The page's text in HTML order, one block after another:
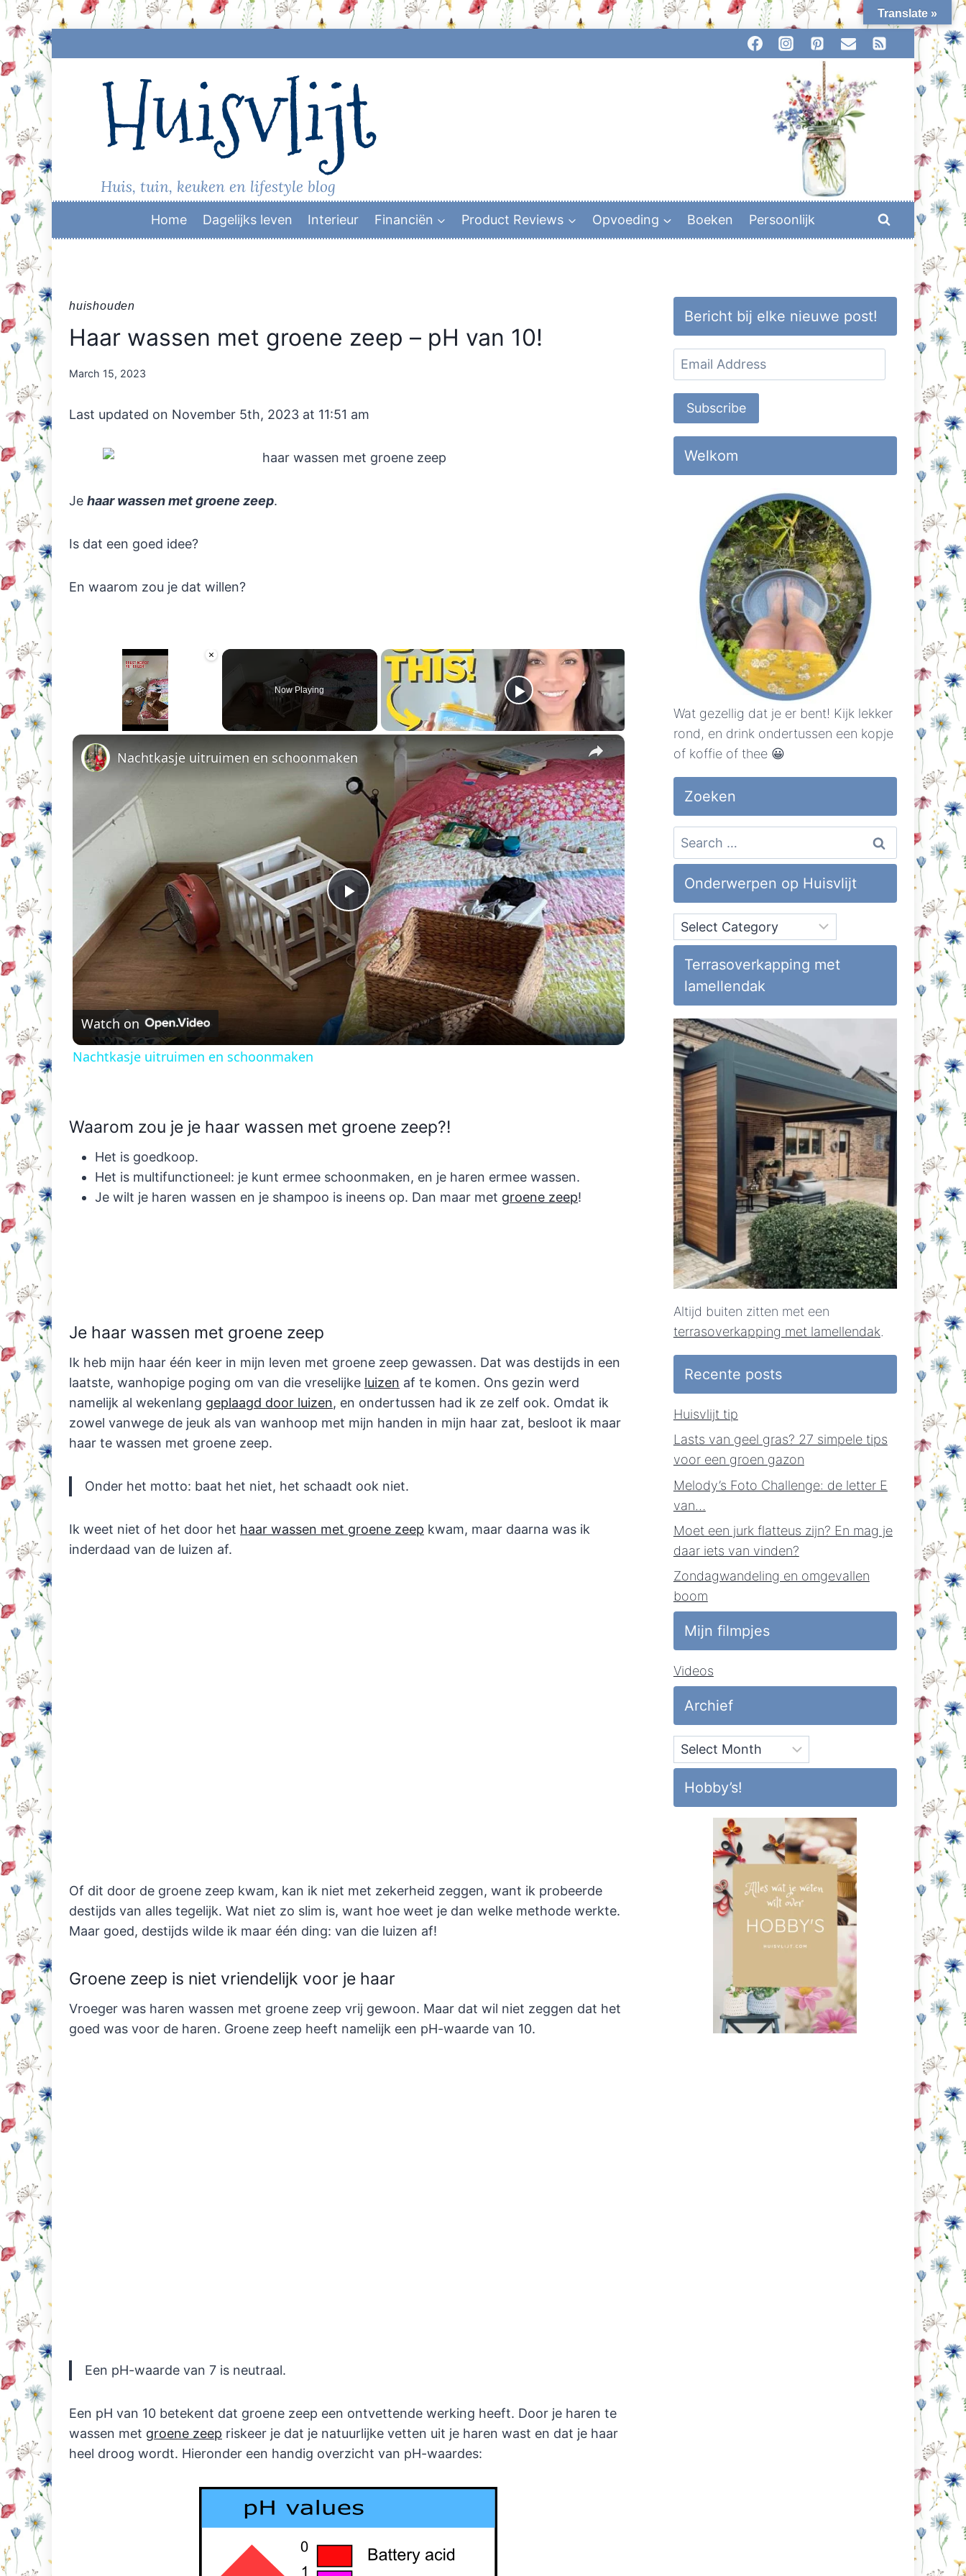
Skip
to
Huisvlijt
Huis, tuin, keuken en lifestyle blog
Home Dagelijks leven Interieur Financiën Product Reviews Opvoeding Boeken Persoonlijk
huishouden
Haar wassen met groene zeep – pH van 10!
By
March 15, 2023
Last updated on November 5th, 2023 at 11:51 am
Je haar wassen met groene zeep.
Is dat een goed idee?
En waarom zou je dat willen?
×
Now Playing
×
Play
Video
Nachtkasje uitruimen en schoonmaken
Watch on
Nachtkasje uitruimen en schoonmaken
Waarom zou je je haar wassen met groene zeep?!
Het is goedkoop.
Het is multifunctioneel: je kunt ermee schoonmaken, en je haren ermee wassen.
Je wilt je haren wassen en je shampoo is ineens op. Dan maar met groene zeep!
Je haar wassen met groene zeep
Ik heb mijn haar één keer in mijn leven met groene zeep gewassen. Dat was destijds in een
laatste, wanhopige poging om van die vreselijke luizen af te komen. Ons gezin werd
namelijk al wekenlang geplaagd door luizen, en ondertussen had ik ze zelf ook. Omdat ik
zowel vanwege de jeuk als van wanhoop met mijn handen in mijn haar zat, besloot ik maar
haar te wassen met groene zeep.
Onder het motto: baat het niet, het schaadt ook niet.
Ik weet niet of het door het haar wassen met groene zeep kwam, maar daarna was ik
inderdaad van de luizen af.
Of dit door de groene zeep kwam, kan ik niet met zekerheid zeggen, want ik probeerde
destijds van alles tegelijk. Wat niet zo slim is, want hoe weet je dan welke methode werkte.
Maar goed, destijds wilde ik maar één ding: van die luizen af!
Groene zeep is niet vriendelijk voor je haar
Vroeger was haren wassen met groene zeep vrij gewoon. Maar dat wil niet zeggen dat het
goed was voor de haren. Groene zeep heeft namelijk een pH-waarde van 10.
Een pH-waarde van 7 is neutraal.
Een pH van 10 betekent dat groene zeep een ontvettende werking heeft. Door je haren te
wassen met groene zeep riskeer je dat je natuurlijke vetten uit je haren wast en dat je haar
heel droog wordt. Hieronder een handig overzicht van pH-waardes:
Bericht bij elke nieuwe post!
Email
Address
Subscribe
Welkom
Wat gezellig dat je er bent! Kijk lekker
rond, en drink ondertussen een kopje
of koffie of thee 😀
Zoeken
Search
for:
Onderwerpen op Huisvlijt
Onderwerpen
op
Huisvlijt
Terrasoverkapping met
lamellendak
Altijd buiten zitten met een
terrasoverkapping met lamellendak.
Recente posts
Huisvlijt tip
Lasts van geel gras? 27 simpele tips
voor een groen gazon
Melody’s Foto Challenge: de letter E
van…
Moet een jurk flatteus zijn? En mag je
daar iets van vinden?
Zondagwandeling en omgevallen
boom
Mijn filmpjes
Videos
Archief
Archief
Hobby’s!
Translate »